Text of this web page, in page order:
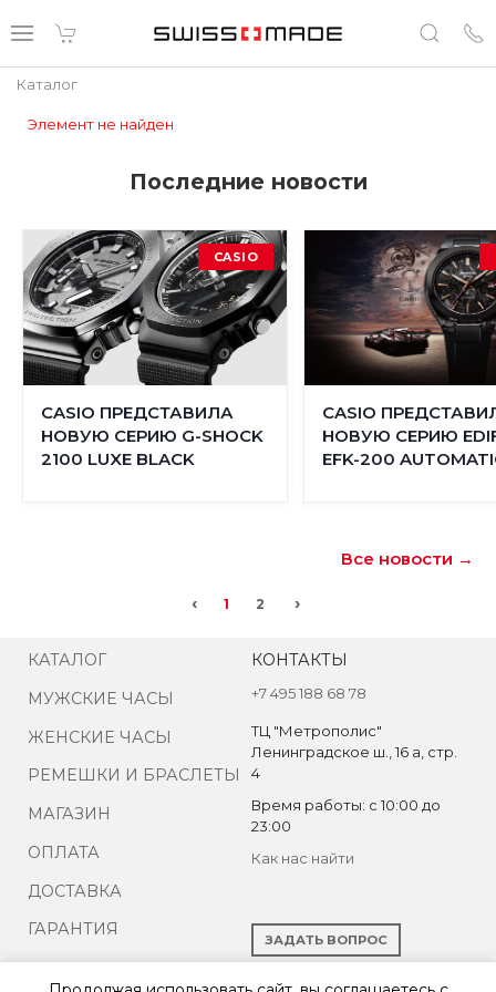
Каталог
Элемент не найден
Последние новости
CASIO
CASIO ПРЕДСТАВИЛА
НОВУЮ СЕРИЮ G-SHOCK
2100 LUXE BLACK
CASIO
НОВУЮ СЕРИЮ
EFK-200
Все новости →
‹ 1 2 ›
КАТАЛОГ
МУЖСКИЕ ЧАСЫ
ЖЕНСКИЕ ЧАСЫ
РЕМЕШКИ И БРАСЛЕТЫ
МАГАЗИН
ОПЛАТА
ДОСТАВКА
ГАРАНТИЯ
КОНТАКТЫ
КОНТАКТЫ
+7 495 188 68 78
ТЦ "Метрополис"
Ленинградское ш., 16 а, стр.
4
Время работы: с 10:00 до
23:00
Как нас найти
ЗАДАТЬ ВОПРОС